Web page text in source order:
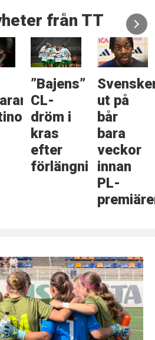
från TT
”Bajens”
CL-
dröm i
kras
efter
förlängningsdrama
ut på
bår
bara
veckor
innan
PL-